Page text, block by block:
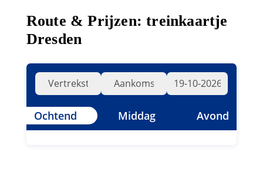
Route & Prijzen: treinkaartje
Dresden
Ochtend Middag Avond